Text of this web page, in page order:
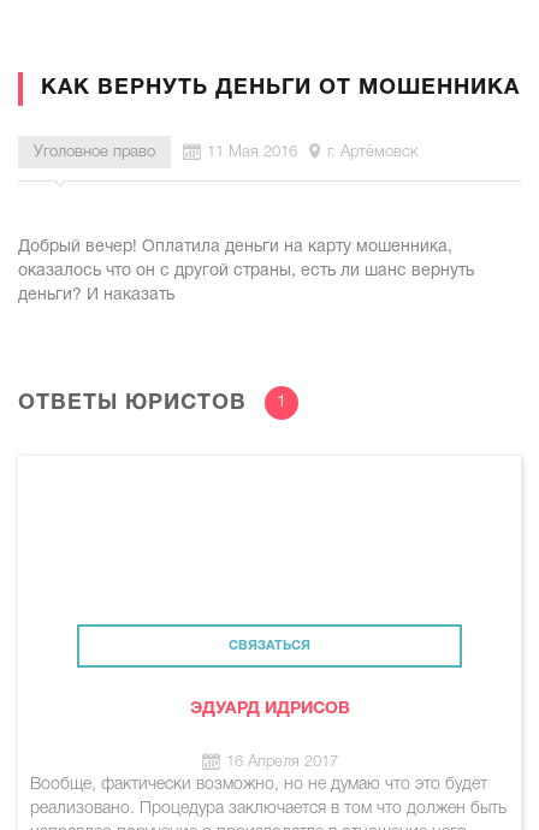
КАК ВЕРНУТЬ ДЕНЬГИ ОТ МОШЕННИКА
Уголовное право 11 Мая 2016 г. Артёмовск
Добрый вечер! Оплатила деньги на карту мошенника,
оказалось что он с другой страны, есть ли шанс вернуть
деньги? И наказать
ОТВЕТЫ ЮРИСТОВ 1
СВЯЗАТЬСЯ
ЭДУАРД ИДРИСОВ
16 Апреля 2017
Вообще, фактически возможно, но не думаю что это будет
реализовано. Процедура заключается в том что должен быть